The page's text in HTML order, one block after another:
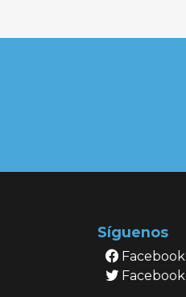
Síguenos
Facebook
Facebook